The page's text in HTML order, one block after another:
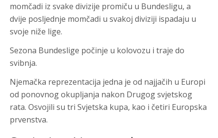
momčadi iz svake divizije promiču u Bundesligu, a
dvije posljednje momčadi u svakoj diviziji ispadaju u
svoje niže lige.
Sezona Bundeslige počinje u kolovozu i traje do
svibnja.
Njemačka reprezentacija jedna je od najjačih u Europi
od ponovnog okupljanja nakon Drugog svjetskog
rata. Osvojili su tri Svjetska kupa, kao i četiri Europska
prvenstva.